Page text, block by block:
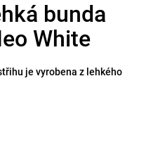
bunda
White
je vyrobena z lehkého